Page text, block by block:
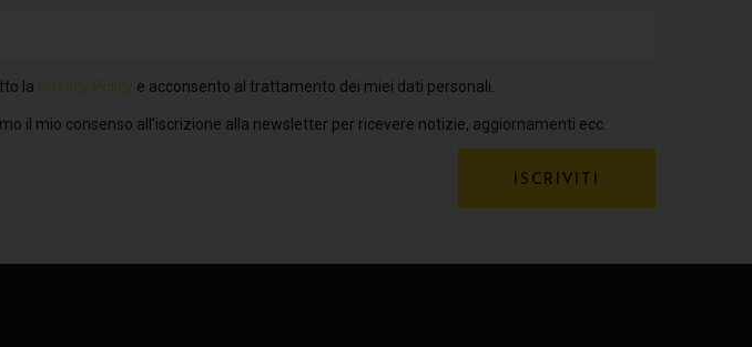
la Privacy Policy e acconsento al trattamento dei miei dati personali.
il mio consenso all’iscrizione alla newsletter per ricevere notizie, aggiornamenti ecc.
ISCRIVITI